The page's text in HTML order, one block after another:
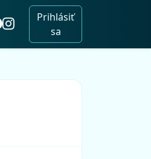
Prihlásiť
sa